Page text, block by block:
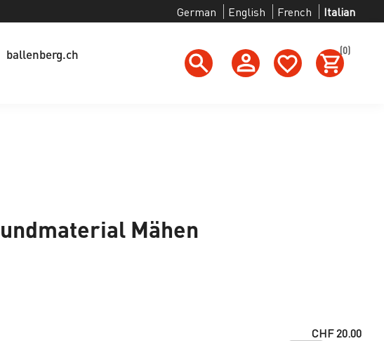
German English French Italian
ballenberg.ch
(0)
Mähen
CHF 20.00